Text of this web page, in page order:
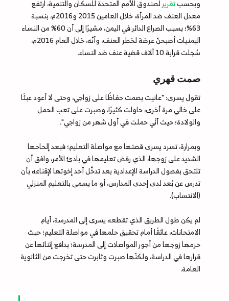
وبحسبتقريرلصندوق الأمم المتحدة للسكان والتنمية، ارتفع
معدل العنف ضد المرأة، خلال العامين 2015 و2016م، بنسبة
63%؛ بسبب الصراع الدائر في اليمن، مشيرًا إلى أن 60% من النساء
اليمنيات أصبحنّ عرضة لخطر العنف، وأنّه، خلال العام 2016م،
سُجلت قرابة 10 آلاف قضية عنف ضد النساء.
صمت قهري
تقول يسرى: "عانيت بصمت حفاظًا على زواجي، وحتى لا أعود عبئًا
على خالي مرة أخرى، حاولت كثيرًا، وصبرت على تعب الحمل
والولادة؛ حيث أنّي حملت في أول شهر من زواجي".
وبمرارة، تسرد يسرى قصتها مع مواصلة التعليم؛ فبعد إلحاحها
الشديد على زوجها، الذي رفض تعليمها في بادئ الأمر، وافق أن
تلتحق بفصول الدراسة الإعدادية بعد تدخَّل أحد إخوتها لإقناعه بأن
تدرس عن بُعد لدى إحدى المدارس، أو ما يسمى بالتعليم المنزلي
(الانتساب).
لم يكن طول الطريق الذي تقطعه يسرى إلى المدرسة، أيام
الامتحانات، عائقًا أمام تحقيق حلمها في مواصلة التعليم؛ حيث
حرمها زوجها من أجور المواصلات إلى المدرسة؛ بدافع إثنائها عن
قرارها في الدراسة، ولكنّها صبرت وثابرت حتى تخرجت من الثانوية
العامة.